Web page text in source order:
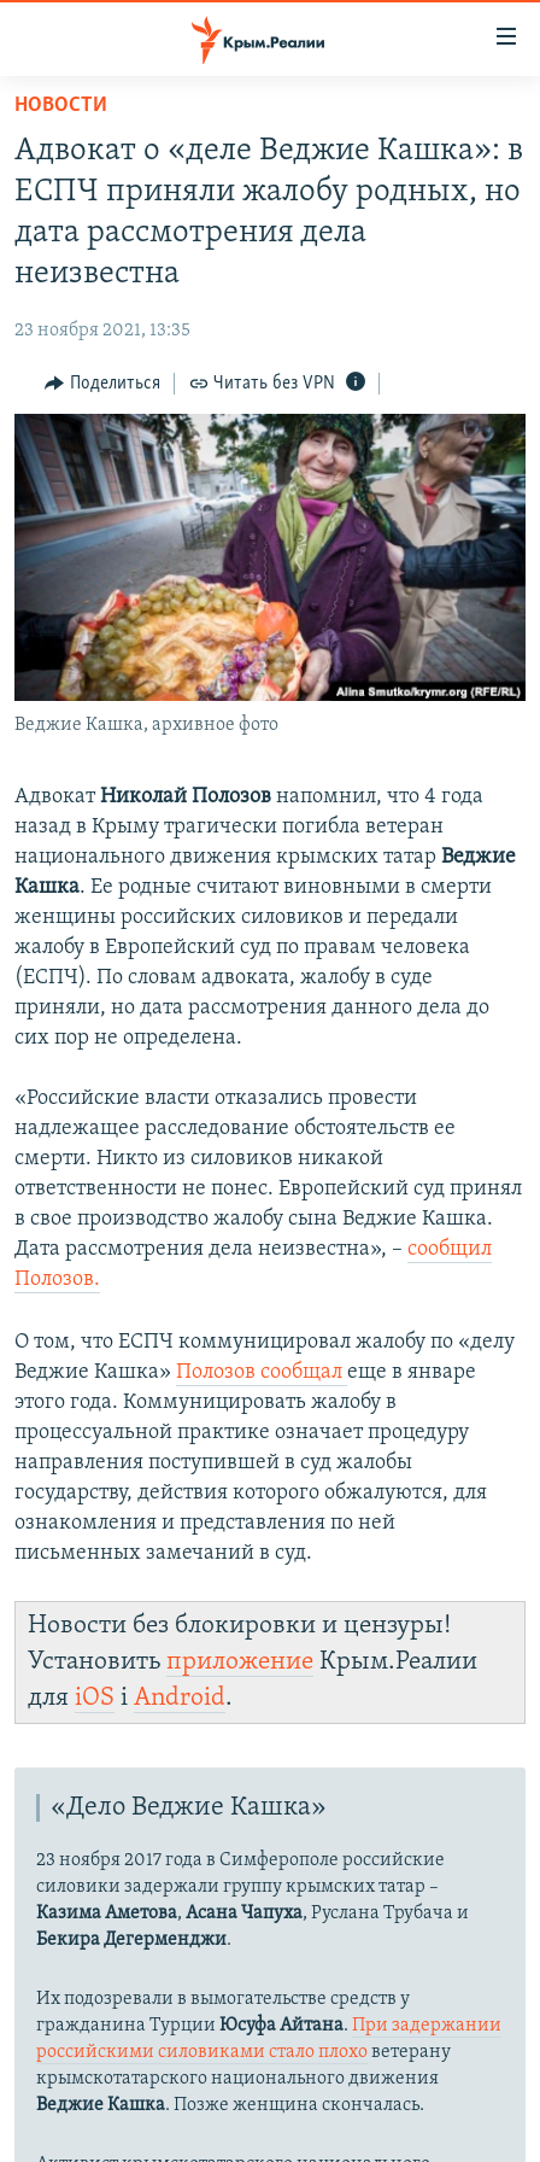
Вернуться
основному
содержанию
главной
Вернутся
поиску
СПЕЦПРОЕКТЫ
ИНТЕРАКТИВ
ИНФОГРАФИКА
ТЕЛЕПРОЕКТ КРЫМ.РЕАЛИИ
СОВЕТЫ ПРАВОЗАЩИТНИКОВ
ПРОПАВШИЕ БЕЗ ВЕСТИ
ПОБЕДИТЕЛЕЙ НЕ СУДЯТ?
КРЫМ.НЕПОКОРЕННЫЙ
ELIFBE
УКРАИНСКАЯ ПРОБЛЕМА КРЫМА
РАДІО СВОБОДА
КАК ОБОЙТИ БЛОКИРОВКУ
Українською
Qırımtatar
ПРИСОЕДИНЯЙТЕСЬ!
Все сайты RFE/RL
НОВОСТИ
Адвокат о «деле Веджие Кашка»: в
ЕСПЧ приняли жалобу родных, но
дата рассмотрения дела
неизвестна
23 ноября 2021, 13:35
Поделиться Читать без VPN
Веджие Кашка, архивное фото
АдвокатНиколай Полозов напомнил, что 4 года
назад в Крыму трагически погибла ветеран
национального движения крымских татар Веджие
Кашка. Ее родные считают виновными в смерти
женщины российских силовиков и передали
жалобу в Европейский суд по правам человека
(ЕСПЧ). По словам адвоката, жалобу в суде
приняли, но дата рассмотрения данного дела до
сих пор не определена.
«Российские власти отказались провести
надлежащее расследование обстоятельств ее
смерти. Никто из силовиков никакой
ответственности не понес. Европейский суд принял
в свое производство жалобу сына Веджие Кашка.
Дата рассмотрения дела неизвестна», – сообщил
Полозов.
О том, что ЕСПЧ коммуницировал жалобу по «делу
Веджие Кашка» Полозов сообщал еще в январе
этого года. Коммуницировать жалобу в
процессуальной практике означает процедуру
направления поступившей в суд жалобы
государству, действия которого обжалуются, для
ознакомления и представления по ней
письменных замечаний в суд.
Новости без блокировки и цензуры!
Установить приложение Крым.Реалии
для iOS і Android.
«Дело Веджие Кашка»
23 ноября 2017 года в Симферополе российские
силовики задержали группу крымских татар –
Казима Аметова, Асана Чапуха, Руслана Трубача и
Бекира Дегерменджи.
Их подозревали в вымогательстве средств у
гражданина Турции Юсуфа Айтана. При задержании
российскими силовиками стало плоховетерану
крымскотатарского национального движения
Веджие Кашка. Позже женщина скончалась.